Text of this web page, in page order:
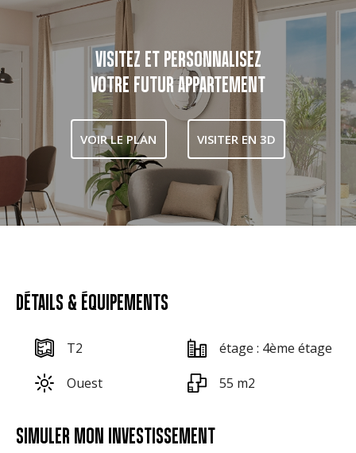
VISITEZ ET PERSONNALISEZ
VOTRE FUTUR APPARTEMENT
VOIR LE PLAN VISITER EN 3D
DÉTAILS & ÉQUIPEMENTS
T2
étage : 4ème étage
Ouest
55 m2
SIMULER MON INVESTISSEMENT